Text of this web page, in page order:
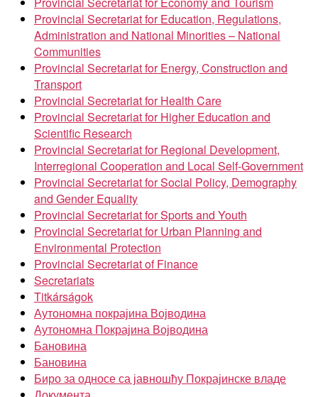
Provincial Secretariat for Education, Regulations,
Administration and National Minorities – National
Communities
Provincial Secretariat for Energy, Construction and
Transport
Provincial Secretariat for Health Care
Provincial Secretariat for Higher Education and
Scientific Research
Provincial Secretariat for Regional Development,
Interregional Cooperation and Local Self-Government
Provincial Secretariat for Social Policy, Demography
and Gender Equality
Provincial Secretariat for Sports and Youth
Provincial Secretariat for Urban Planning and
Environmental Protection
Provincial Secretariat of Finance
Secretariats
Titkárságok
Аутономна покрајина Војводина
Аутономна Покрајина Војводина
Бановина
Бановина
Биро за односе са јавношћу Покрајинске владе